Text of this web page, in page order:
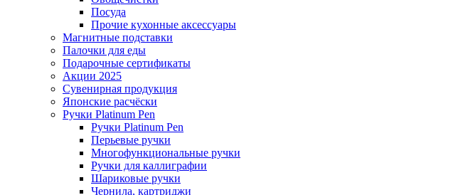
Посуда
Прочие кухонные аксессуары
Магнитные подставки
Палочки для еды
Подарочные сертификаты
Акции 2025
Сувенирная продукция
Японские расчёски
Ручки Platinum Pen
Ручки Platinum Pen
Перьевые ручки
Многофункциональные ручки
Ручки для каллиграфии
Шариковые ручки
Чернила, картриджи